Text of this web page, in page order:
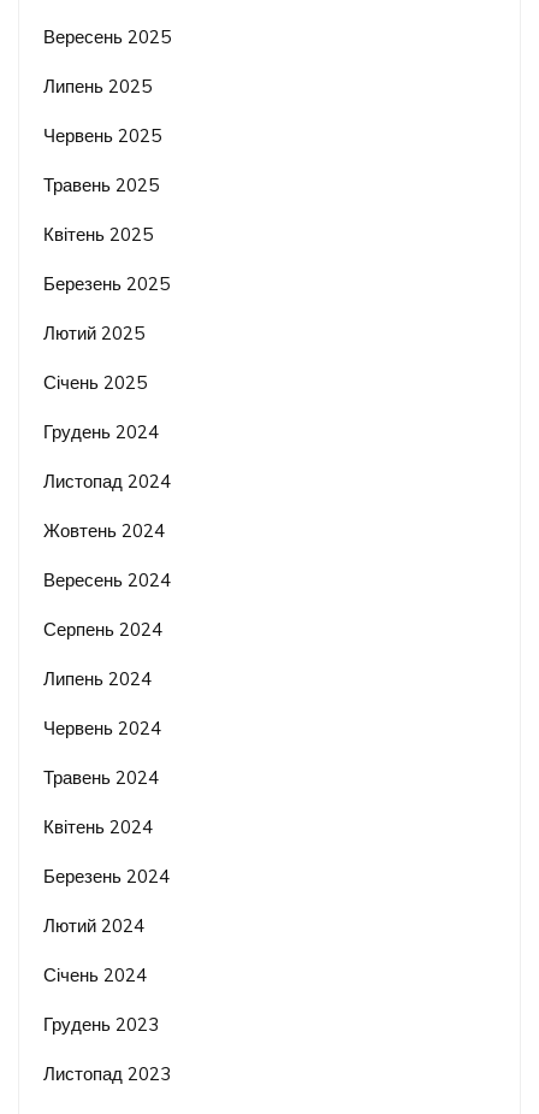
Вересень 2025
Липень 2025
Червень 2025
Травень 2025
Квітень 2025
Березень 2025
Лютий 2025
Січень 2025
Грудень 2024
Листопад 2024
Жовтень 2024
Вересень 2024
Серпень 2024
Липень 2024
Червень 2024
Травень 2024
Квітень 2024
Березень 2024
Лютий 2024
Січень 2024
Грудень 2023
Листопад 2023